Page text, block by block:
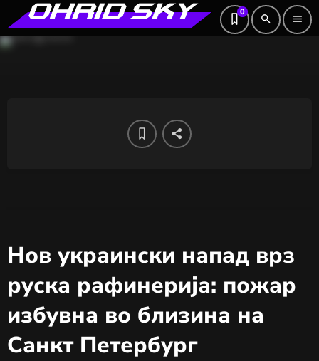
0
search menu
Нов украински напад врз
руска рафинерија: пожар
избувна во близина на
Санкт Петербург